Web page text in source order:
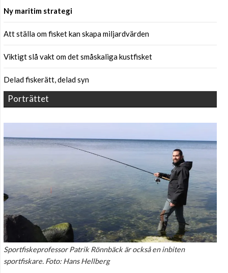
Ny maritim strategi
Att ställa om fisket kan skapa miljardvärden
Viktigt slå vakt om det småskaliga kustfisket
Delad fiskerätt, delad syn
Porträttet
Sportfiskeprofessor Patrik Rönnbäck är också en inbiten
sportfiskare. Foto: Hans Hellberg